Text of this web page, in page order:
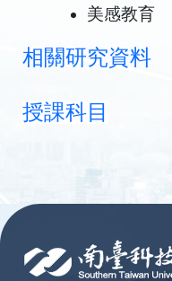
美感教育
相 關研究資料
授課科目